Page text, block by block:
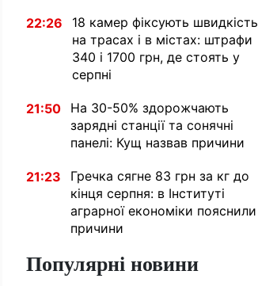
22:26
18 камер фіксують швидкість
на трасах і в містах: штрафи
340 і 1700 грн, де стоять у
серпні
21:50
На 30-50% здорожчають
зарядні станції та сонячні
панелі: Кущ назвав причини
21:23
Гречка сягне 83 грн за кг до
кінця серпня: в Інституті
аграрної економіки пояснили
причини
Популярні новини